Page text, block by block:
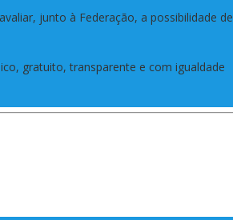
junto à Federação, a possibilidade de
gratuito, transparente e com igualdade